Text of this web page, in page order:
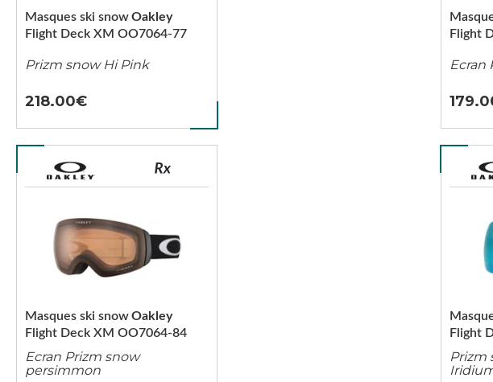
Flight Deck XM OO7064-77
Masques ski snowOakley
Prizm snow Hi Pink
218.00
Flight
Ecran
Flight Deck XM OO7064-84
Masques ski snowOakley
Ecran Prizm snow
persimmon
Flight
Prizm